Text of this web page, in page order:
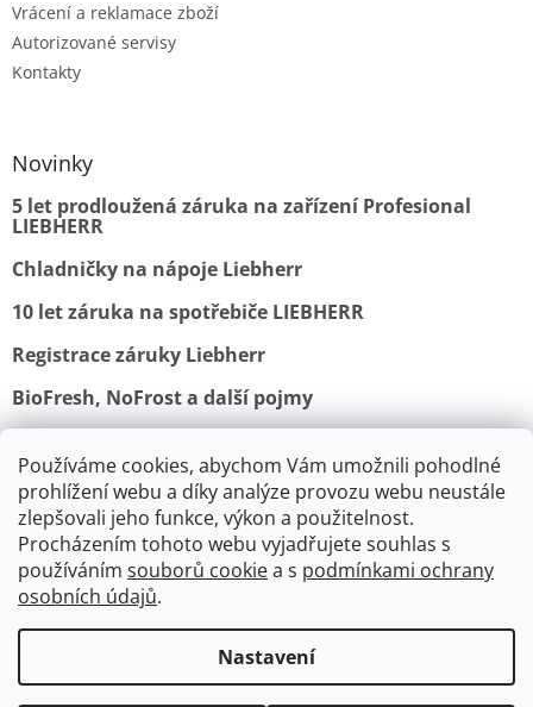
Používáme cookies, abychom Vám umožnili pohodlné
prohlížení webu a díky analýze provozu webu neustále
zlepšovali jeho funkce, výkon a použitelnost.
Procházením tohoto webu vyjadřujete souhlas s
používáním souborů cookiea s podmínkami ochrany
osobních údajů.
Nastavení
V srpnu je výroba a expedice
spotřebičů Lofra a Smeg pozastavena.
Vrácení a reklamace zboží
Autorizované servisy
Kontakty
Novinky
5 let prodloužená záruka na zařízení Profesional
LIEBHERR
Chladničky na nápoje Liebherr
10 let záruka na spotřebiče LIEBHERR
Registrace záruky Liebherr
BioFresh, NoFrost a další pojmy
Obchodní podmínky Vrácení a reklamace
Ochrana osobních údajů Doprava a platba
Vytvořil Shoptet